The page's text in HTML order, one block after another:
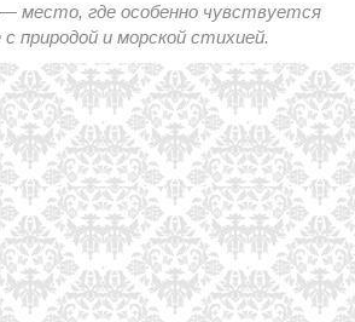
место, где особенно чувствуется
с природой и морской стихией.